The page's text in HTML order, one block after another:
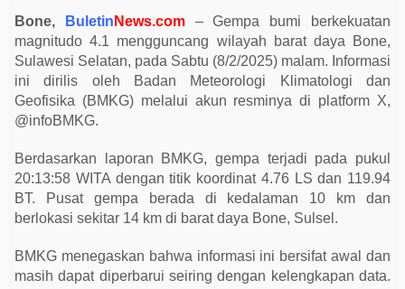
u
a
w
s
i
a
t
a
Bone, Buletin News.com– Gempa bumi berkekuatan
magnitudo 4.1 mengguncang wilayah barat daya Bone,
Sulawesi Selatan, pada Sabtu (8/2/2025) malam. Informasi
ini dirilis oleh Badan Meteorologi Klimatologi dan
Geofisika (BMKG) melalui akun resminya di platform X,
@infoBMKG.
Berdasarkan laporan BMKG, gempa terjadi pada pukul
20:13:58 WITA dengan titik koordinat 4.76 LS dan 119.94
BT. Pusat gempa berada di kedalaman 10 km dan
berlokasi sekitar 14 km di barat daya Bone, Sulsel.
BMKG menegaskan bahwa informasi ini bersifat awal dan
masih dapat diperbarui seiring dengan kelengkapan data.